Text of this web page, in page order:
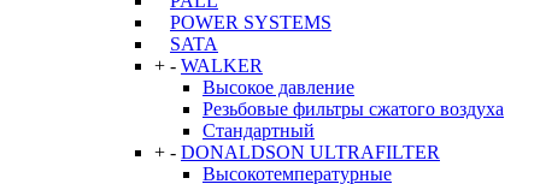
POWER SYSTEMS
SATA
+ - WALKER
Высокое давление
Резьбовые фильтры сжатого воздуха
Стандартный
+ - DONALDSON ULTRAFILTER
Высокотемпературные